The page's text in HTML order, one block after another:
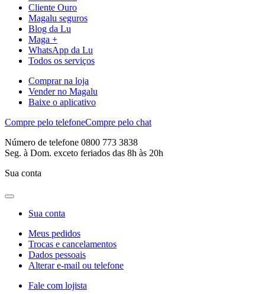
Cliente Ouro
Magalu seguros
Blog da Lu
Maga +
WhatsApp da Lu
Todos os serviços
Comprar na loja
Vender no Magalu
Baixe o aplicativo
Compre pelo telefoneCompre pelo chat
Número de telefone 0800 773 3838
Seg. à Dom. exceto feriados das 8h às 20h
Sua conta
Sua conta
Meus pedidos
Trocas e cancelamentos
Dados pessoais
Alterar e-mail ou telefone
Fale com lojista